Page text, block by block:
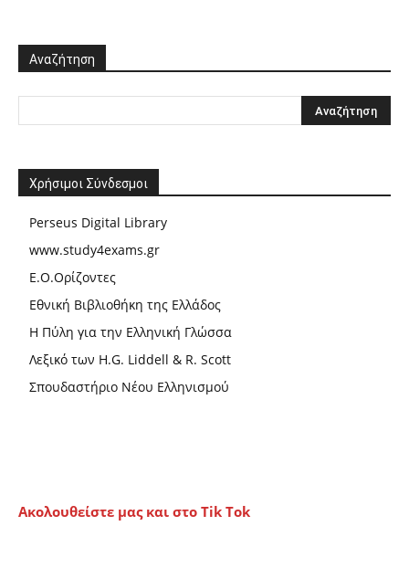
Αναζήτηση
Χρήσιμοι Σύνδεσμοι
Perseus Digital Library
www.study4exams.gr
Ε.Ο.Ορίζοντες
Εθνική Βιβλιοθήκη της Ελλάδος
Η Πύλη για την Ελληνική Γλώσσα
Λεξικό των H.G. Liddell & R. Scott
Σπουδαστήριο Νέου Ελληνισμού
Ακολουθείστε μας και στο Tik Tok